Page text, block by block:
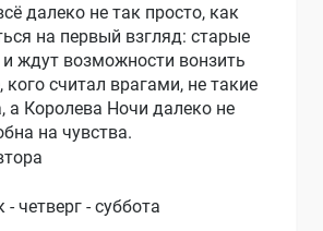
далеко не так просто, как
на первый взгляд: старые
ждут возможности вонзить
кого считал врагами, не такие
а Королева Ночи далеко не
на чувства.
четверг - суббота